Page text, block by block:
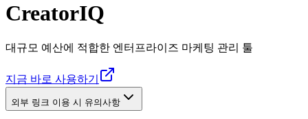
CreatorIQ
대규모 예산에 적합한 엔터프라이즈 마케팅 관리 툴
지금 바로 사용하기
외부 링크 이용 시 유의사항